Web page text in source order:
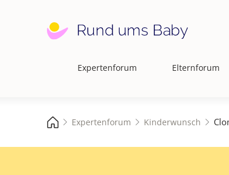
Hauptnavigation
Expertenforum Elternforum
Expertenforum Kinderwunsch